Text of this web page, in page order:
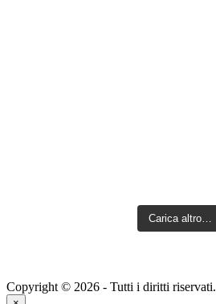
Carica altro…
Copyright © 2026 - Tutti i diritti riservati.